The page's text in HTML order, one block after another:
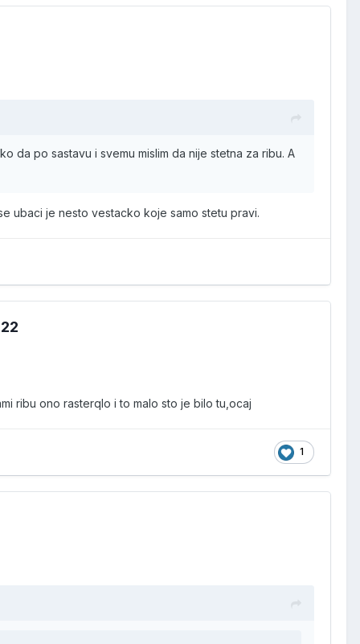
da po sastavu i svemu mislim da nije stetna za ribu. A
ubaci je nesto vestacko koje samo stetu pravi.
ribu ono rasterqlo i to malo sto je bilo tu,ocaj
1